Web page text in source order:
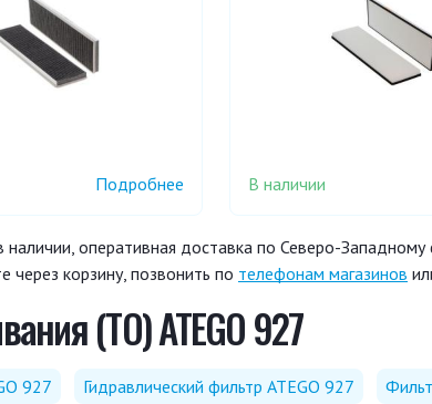
Подробнее В наличии
наличии, оперативная доставка по Северо-
через корзину, позвонить по телефонам магазинов
(ТО) ATEGO 927
927 Гидравлический фильтр ATEGO 927